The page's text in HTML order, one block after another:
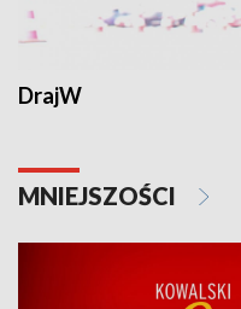
DrajW
MNIEJSZOŚCI